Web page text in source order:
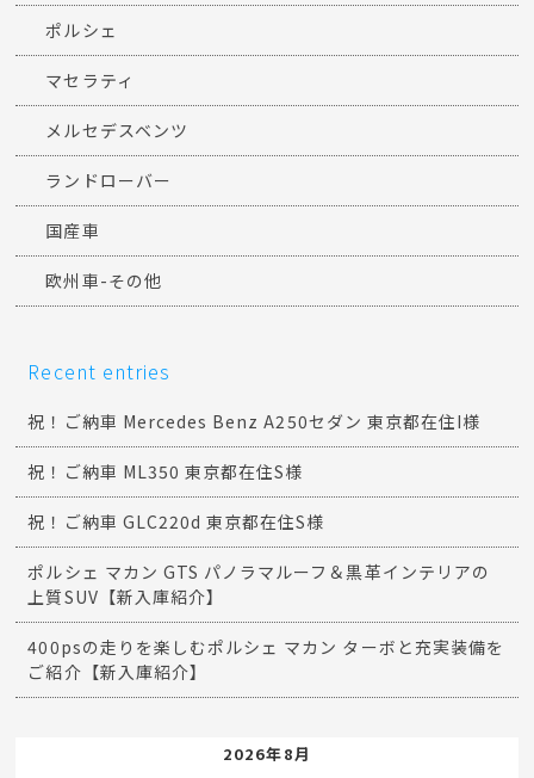
ポルシェ
マセラティ
メルセデスベンツ
ランドローバー
国産車
欧州車-その他
Recent entries
祝！ご納車 Mercedes Benz A250セダン 東京都在住I様
祝！ご納車 ML350 東京都在住S様
祝！ご納車 GLC220d 東京都在住S様
ポルシェ マカン GTS パノラマルーフ＆黒革インテリアの
上質SUV【新入庫紹介】
400psの走りを楽しむポルシェ マカン ターボと充実装備を
ご紹介【新入庫紹介】
2026年8月